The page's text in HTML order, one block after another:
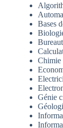
Bases
Chimie
Génie